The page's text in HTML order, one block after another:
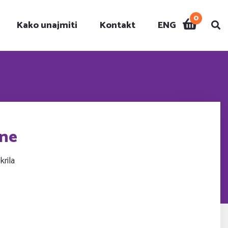
Kako unajmiti Kontakt ENG 0